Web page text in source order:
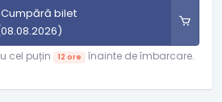
Cumpără bilet
cel puțin 12 ore înainte de îmbarcare.